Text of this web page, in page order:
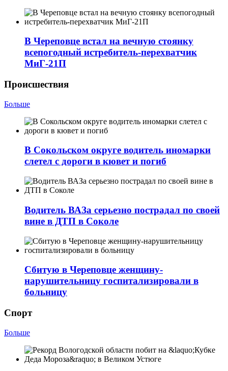
В Череповце встал на вечную стоянку
всепогодный истребитель-перехватчик
МиГ‑21П
Происшествия
Больше
В Сокольском округе водитель иномарки
слетел с дороги в кювет и погиб
Водитель ВАЗа серьезно пострадал по своей
вине в ДТП в Соколе
Сбитую в Череповце женщину-
нарушительницу госпитализировали в
больницу
Спорт
Больше